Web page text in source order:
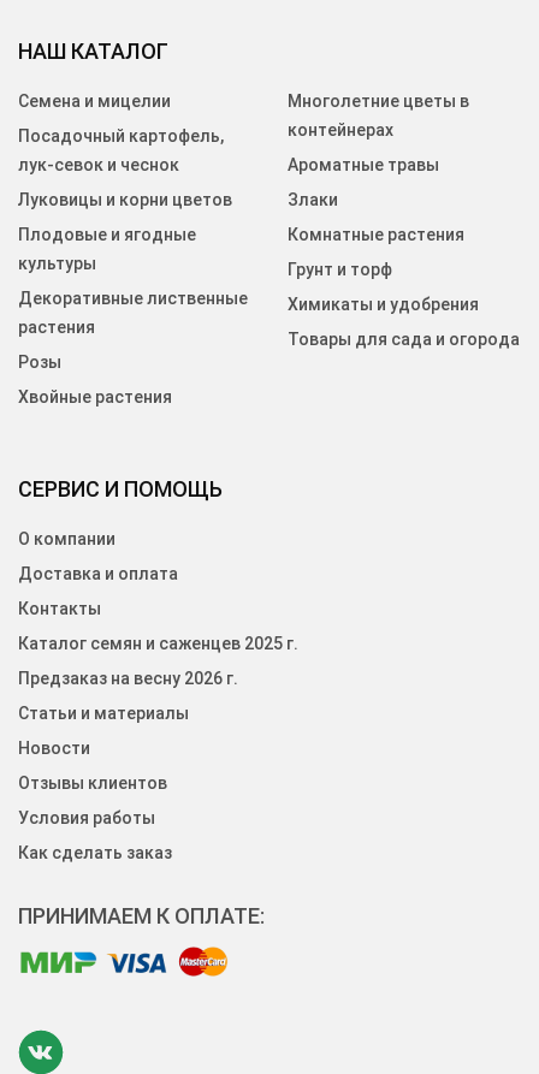
СЕРВИС И ПОМОЩЬ
О компании
Доставка и оплата
Контакты
Каталог семян и саженцев 2025 г.
Предзаказ на весну 2026 г.
Статьи и материалы
Новости
Отзывы клиентов
Условия работы
Как сделать заказ
НАШ КАТАЛОГ
Семена и мицелии
Посадочный картофель,
лук-севок и чеснок
Луковицы и корни цветов
Плодовые и ягодные
культуры
Декоративные лиственные
растения
Розы
Хвойные растения
Многолетние цветы в
контейнерах
Ароматные травы
Злаки
Комнатные растения
Грунт и торф
Химикаты и удобрения
Товары для сада и огорода
ПРИНИМАЕМ К ОПЛАТЕ: